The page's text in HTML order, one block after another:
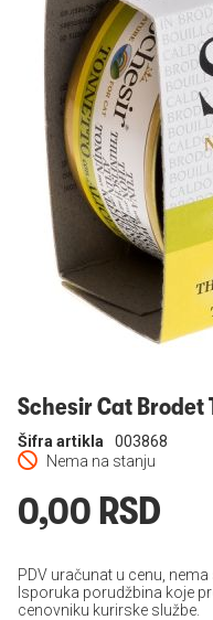
Prijavi se
Schesir Cat Brodet
Nema na stanju
Šifra artikla 003868
0,00 RSD
PDV uračunat u cenu,
Isporuka porudžbina koje
cenovniku kurirske službe.